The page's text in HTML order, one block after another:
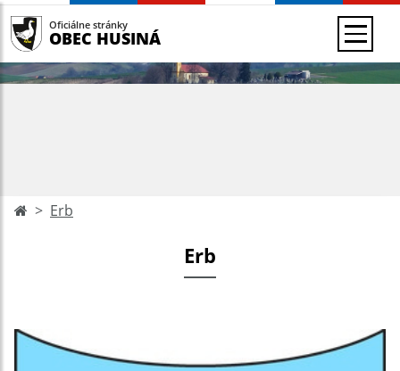
Oficiálne stránky
OBEC HUSINÁ
Erb
Erb